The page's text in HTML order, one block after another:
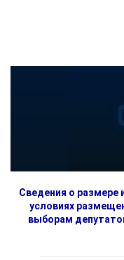
Сведения о размере
условиях
выборам